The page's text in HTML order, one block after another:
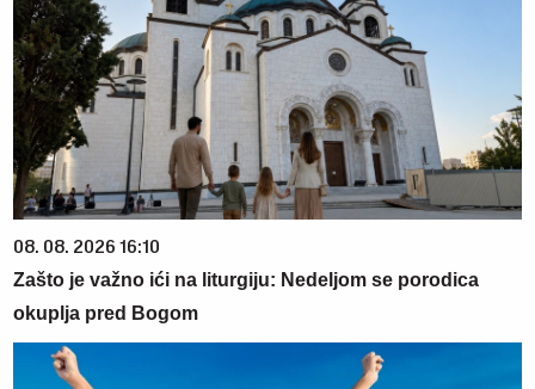
08. 08. 2026 16:10
Zašto je važno ići na liturgiju: Nedeljom se porodica
okuplja pred Bogom